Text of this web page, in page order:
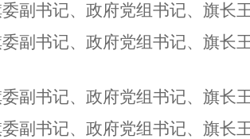
副书记、政府党组书记、旗长
副书记、政府党组书记、旗长
副书记、政府党组书记、旗长
副书记、政府党组书记、旗长